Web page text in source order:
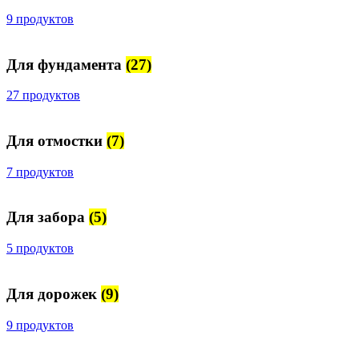
9 продуктов
Для фундамента (27)
27 продуктов
Для отмостки (7)
7 продуктов
Для забора (5)
5 продуктов
Для дорожек (9)
9 продуктов